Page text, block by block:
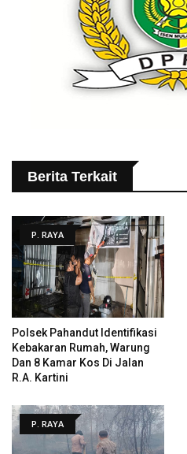
Berita Terkait
P. RAYA
Polsek Pahandut Identifikasi
Kebakaran Rumah, Warung
Dan 8 Kamar Kos Di Jalan
R.A. Kartini
P. RAYA